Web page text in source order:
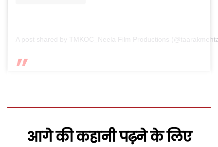
A post shared by TMKOC_Neela Film Productions
आगे की कहानी पढ़ने के लिए